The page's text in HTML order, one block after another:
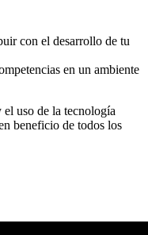
con el desarrollo de tu
en un ambiente
el uso de la tecnología
beneficio de todos los